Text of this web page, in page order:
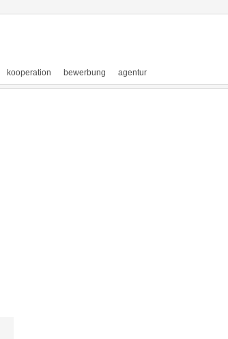
kooperation bewerbung agentur